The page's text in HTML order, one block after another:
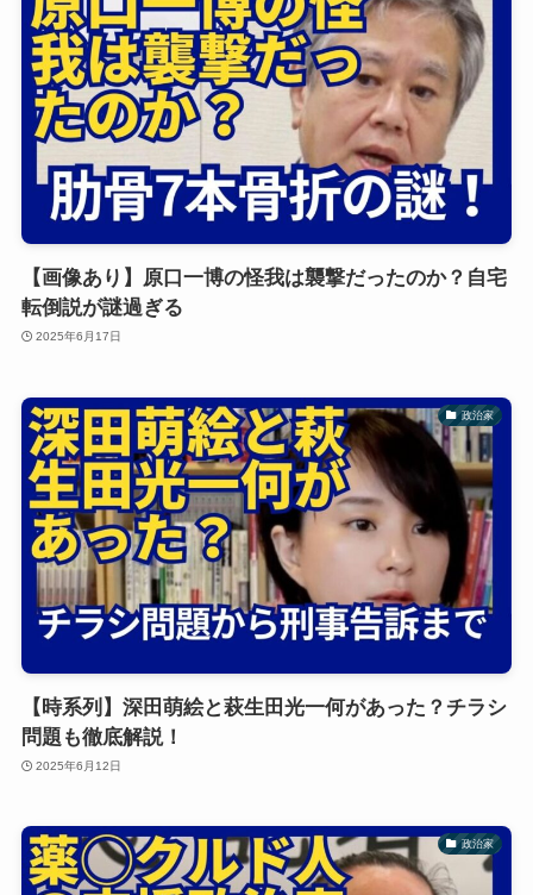
【画像あり】原口一博の怪我は襲撃だったのか？自宅
転倒説が謎過ぎる
2025年6月17日
政治家
【時系列】深田萌絵と萩生田光一何があった？チラシ
問題も徹底解説！
2025年6月12日
政治家